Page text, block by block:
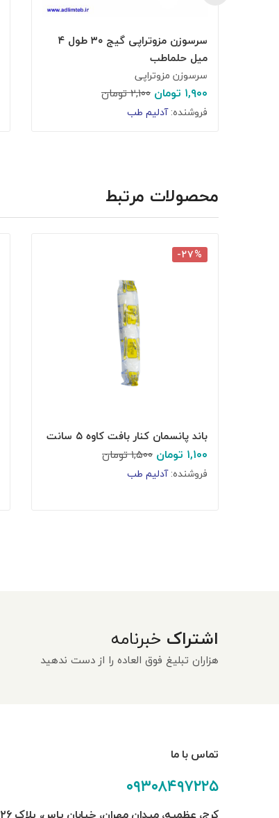
سرسوزن مزوتراپی گیج ۳۰ طول ۴
میل حلماطب
سرسوزن مزوتراپی
۱,۹۰۰ تومان ۲,۱۰۰تومان
فروشنده:آدلیم طب
محصولات مرتبط
-۲۷%
باند پانسمان کنار بافت کاوه ۵ سانت
۱,۱۰۰ تومان ۱,۵۰۰تومان
فروشنده:آدلیم طب
اشتراک خبرنامه
هزاران تبلیغ فوق العاده را از دست ندهید
تماس با ما
۰۹۳۰۸۴۹۷۲۲۵